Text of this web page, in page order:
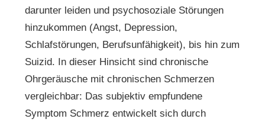
darunter leiden und psychosoziale Störungen
hinzukommen (Angst, Depression,
Schlafstörungen, Berufsunfähigkeit), bis hin zum
Suizid. In dieser Hinsicht sind chronische
Ohrgeräusche mit chronischen Schmerzen
vergleichbar: Das subjektiv empfundene
Symptom Schmerz entwickelt sich durch